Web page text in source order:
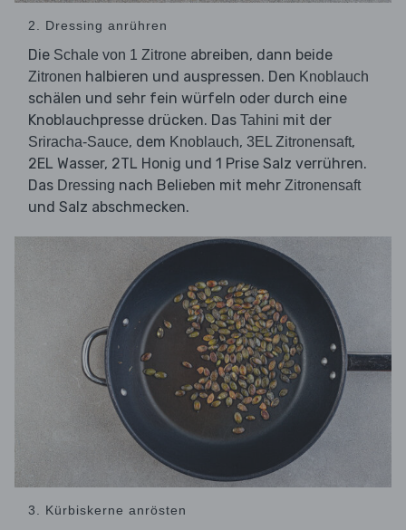
2. Dressing anrühren
Die Schale von 1 Zitrone abreiben, dann beide
Zitronen halbieren und auspressen. Den Knoblauch
schälen und sehr fein würfeln oder durch eine
Knoblauchpresse drücken. Das Tahini mit der
Sriracha-Sauce, dem Knoblauch, 3EL Zitronensaft,
2EL Wasser, 2TL Honig und 1 Prise Salz verrühren.
Das Dressing nach Belieben mit mehr Zitronensaft
und Salz abschmecken.
3. Kürbiskerne anrösten